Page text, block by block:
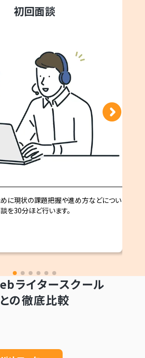
初回面談
に現状の課題把握や進め方などについ
を30分ほど行います。
ライタースクール
との徹底比較